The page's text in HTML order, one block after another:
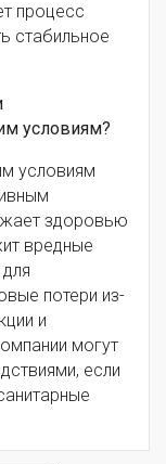
процесс
стабильное
условиям?
условиям
здоровью
вредные
потери из-
и
могут
если